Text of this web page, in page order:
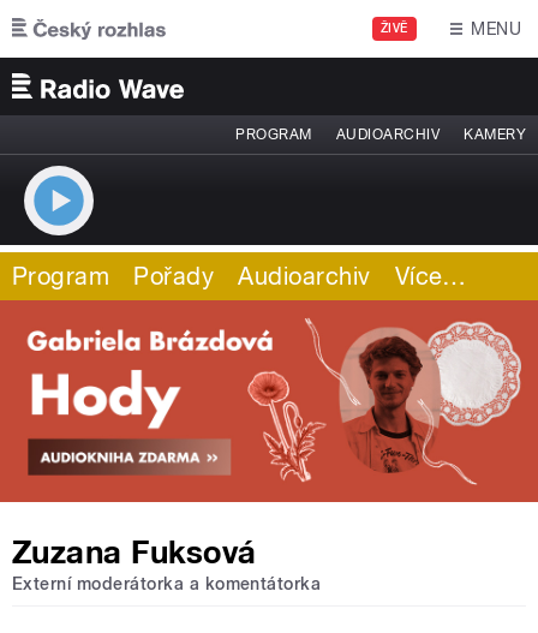
Přejít k hlavnímu obsahu
ŽIVĚ MENU
PROGRAM AUDIOARCHIV KAMERY
Program Pořady Audioarchiv Více…
Zuzana Fuksová
Externí moderátorka a komentátorka